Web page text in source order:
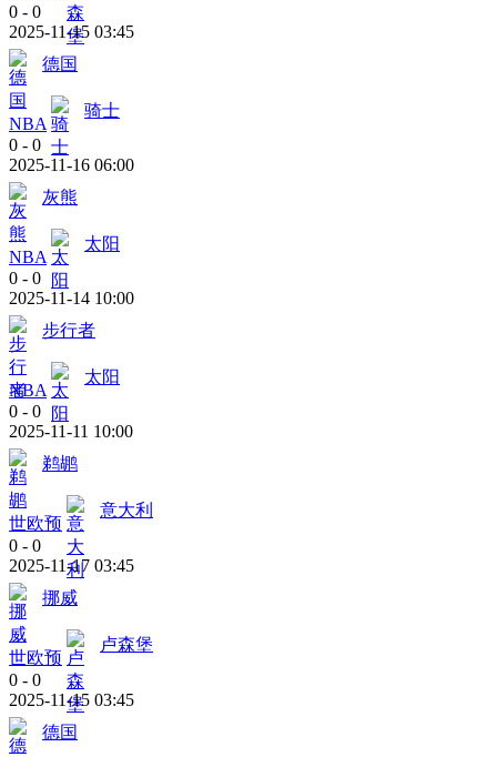
0 - 0
2025-11-15 03:45
德国
NBA
骑士
0 - 0
2025-11-16 06:00
灰熊
NBA
太阳
0 - 0
2025-11-14 10:00
步行者
NBA
太阳
0 - 0
2025-11-11 10:00
鹈鹕
世欧预
意大利
0 - 0
2025-11-17 03:45
挪威
世欧预
卢森堡
0 - 0
2025-11-15 03:45
德国